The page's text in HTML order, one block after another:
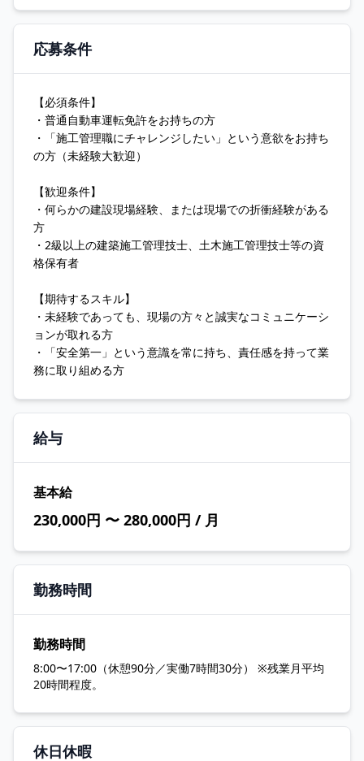
応募条件
【必須条件】
・普通自動車運転免許をお持ちの方
・「施工管理職にチャレンジしたい」という意欲をお持ち
の方（未経験大歓迎）
【歓迎条件】
・何らかの建設現場経験、または現場での折衝経験がある
方
・2級以上の建築施工管理技士、土木施工管理技士等の資
格保有者
【期待するスキル】
・未経験であっても、現場の方々と誠実なコミュニケーシ
ョンが取れる方
・「安全第一」という意識を常に持ち、責任感を持って業
務に取り組める方
給与
基本給
230,000円 〜 280,000円 / 月
勤務時間
勤務時間
8:00〜17:00（休憩90分／実働7時間30分） ※残業月平均
20時間程度。
休日休暇